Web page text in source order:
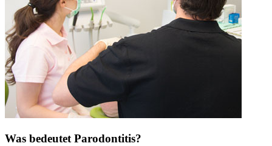
Was bedeutet Parodontitis?